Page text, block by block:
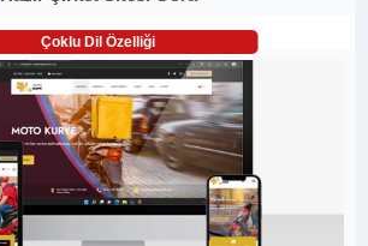
Çoklu Dil Özelliği